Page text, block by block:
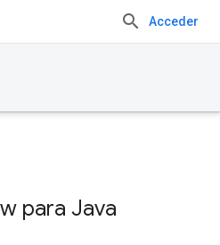
Acceder
para Java